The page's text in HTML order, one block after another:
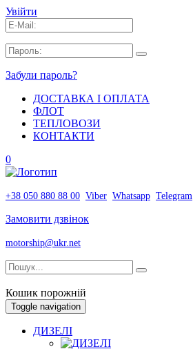
Увійти
Забули пароль?
ДОСТАВКА І ОПЛАТА
ФЛОТ
ТЕПЛОВОЗИ
КОНТАКТИ
0
+38 050 880 88 00 Viber Whatsapp Telegram
Замовити дзвінок
motorship@ukr.net
Кошик порожній
Toggle navigation
ДИЗЕЛІ